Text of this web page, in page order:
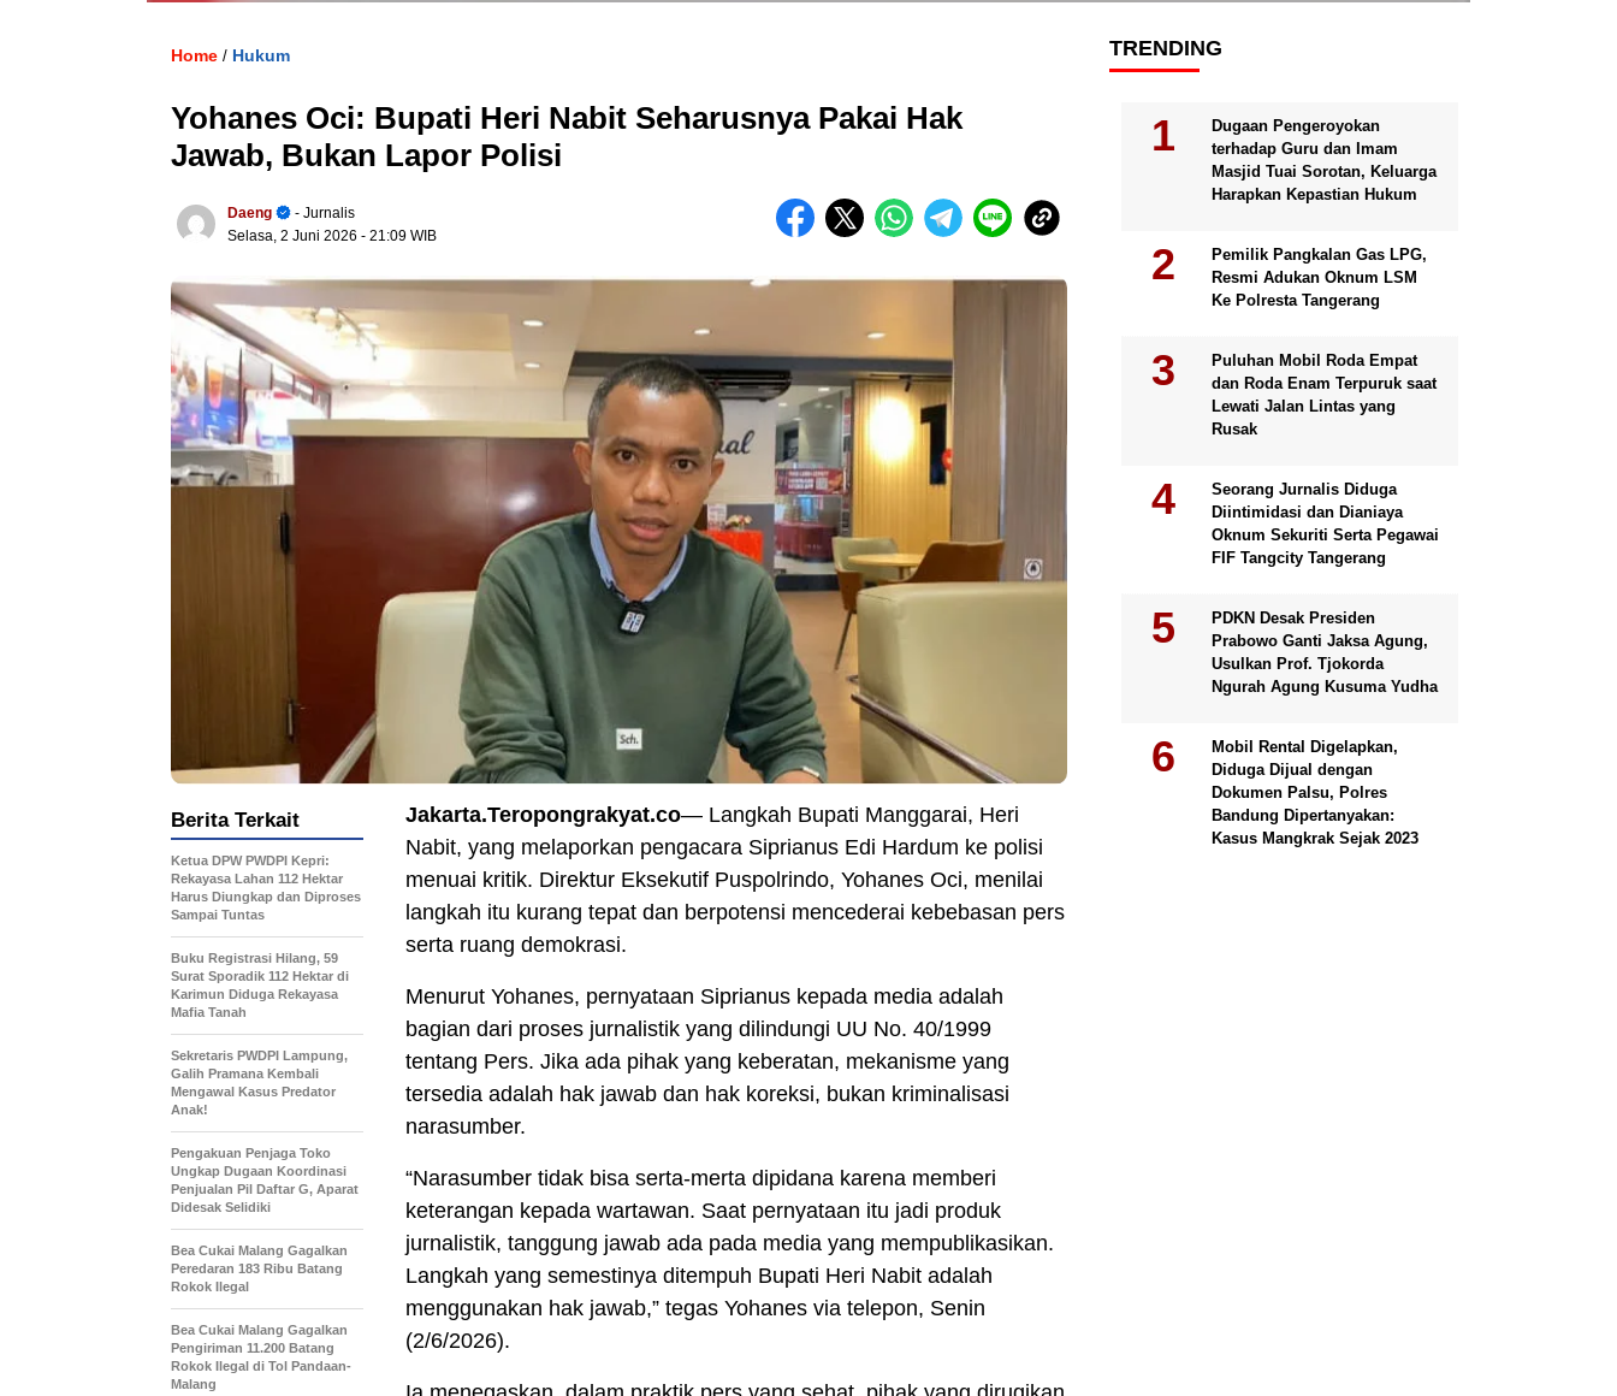
Home / Hukum
Yohanes Oci: Bupati Heri Nabit Seharusnya Pakai Hak
Jawab, Bukan Lapor Polisi
Daeng
- Jurnalis
Selasa, 2 Juni 2026 - 21:09 WIB
Jakarta.Teropongrakyat.co— Langkah Bupati Manggarai, Heri
Nabit, yang melaporkan pengacara Siprianus Edi Hardum ke polisi
menuai kritik. Direktur Eksekutif Puspolrindo, Yohanes Oci, menilai
langkah itu kurang tepat dan berpotensi mencederai kebebasan pers
serta ruang demokrasi.
Menurut Yohanes, pernyataan Siprianus kepada media adalah
bagian dari proses jurnalistik yang dilindungi UU No. 40/1999
tentang Pers. Jika ada pihak yang keberatan, mekanisme yang
tersedia adalah hak jawab dan hak koreksi, bukan kriminalisasi
narasumber.
“Narasumber tidak bisa serta-merta dipidana karena memberi
keterangan kepada wartawan. Saat pernyataan itu jadi produk
jurnalistik, tanggung jawab ada pada media yang mempublikasikan.
Langkah yang semestinya ditempuh Bupati Heri Nabit adalah
menggunakan hak jawab,” tegas Yohanes via telepon, Senin
(2/6/2026).
Berita Terkait
Ketua DPW PWDPI Kepri:
Rekayasa Lahan 112 Hektar
Harus Diungkap dan Diproses
Sampai Tuntas
Buku Registrasi Hilang, 59
Surat Sporadik 112 Hektar di
Karimun Diduga Rekayasa
Mafia Tanah
Sekretaris PWDPI Lampung,
Galih Pramana Kembali
Mengawal Kasus Predator
Anak!
Pengakuan Penjaga Toko
Ungkap Dugaan Koordinasi
Penjualan Pil Daftar G, Aparat
Didesak Selidiki
Bea Cukai Malang Gagalkan
Peredaran 183 Ribu Batang
Rokok Ilegal
Bea Cukai Malang Gagalkan
Pengiriman 11.200 Batang
Rokok Ilegal di Tol Pandaan-
Malang
TRENDING
Dugaan Pengeroyokan
terhadap Guru dan Imam
Masjid Tuai Sorotan, Keluarga
Harapkan Kepastian Hukum
Pemilik Pangkalan Gas LPG,
Resmi Adukan Oknum LSM
Ke Polresta Tangerang
Puluhan Mobil Roda Empat
dan Roda Enam Terpuruk saat
Lewati Jalan Lintas yang
Rusak
Seorang Jurnalis Diduga
Diintimidasi dan Dianiaya
Oknum Sekuriti Serta Pegawai
FIF Tangcity Tangerang
PDKN Desak Presiden
Prabowo Ganti Jaksa Agung,
Usulkan Prof. Tjokorda
Ngurah Agung Kusuma Yudha
Mobil Rental Digelapkan,
Diduga Dijual dengan
Dokumen Palsu, Polres
Bandung Dipertanyakan:
Kasus Mangkrak Sejak 2023